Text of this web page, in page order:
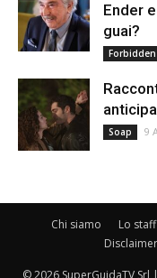
Ender
guai?
Soap 9
Chi siamo Lo staff
Disclaimer